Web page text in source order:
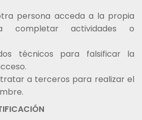
persona acceda a la propia
completar actividades o
técnicos para falsificar la
a terceros para realizar el